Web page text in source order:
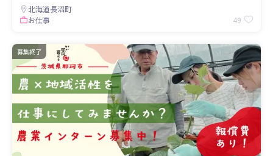
北海道長沼町
お仕事
49
募集終了